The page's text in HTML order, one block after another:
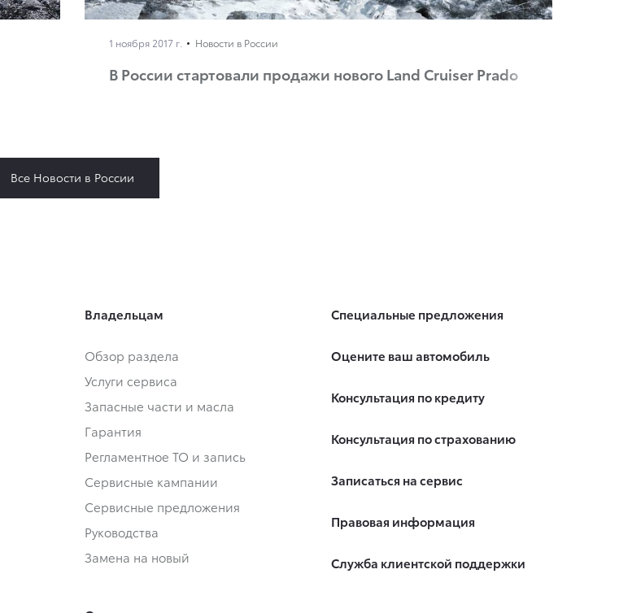
1 ноября 2017 г. Новости в России
В России стартовали продажи нового Land Cruiser Prado
Все Новости в России
Владельцам
Обзор раздела
Услуги сервиса
Запасные части и масла
Гарантия
Регламентное ТО и запись
Сервисные кампании
Сервисные предложения
Руководства
Замена на новый
Специальные предложения
Оцените ваш автомобиль
Консультация по кредиту
Консультация по страхованию
Записаться на сервис
Правовая информация
Служба клиентской поддержки